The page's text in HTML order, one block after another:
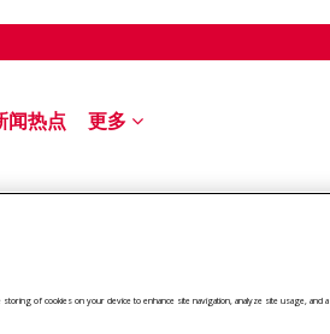
闻热点 更多
storing of cookies on your device to enhance site navigation, analyze site usage, and